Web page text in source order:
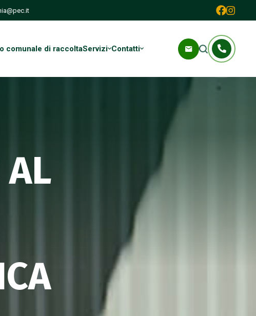
comunale di raccoltaServizi Contatti